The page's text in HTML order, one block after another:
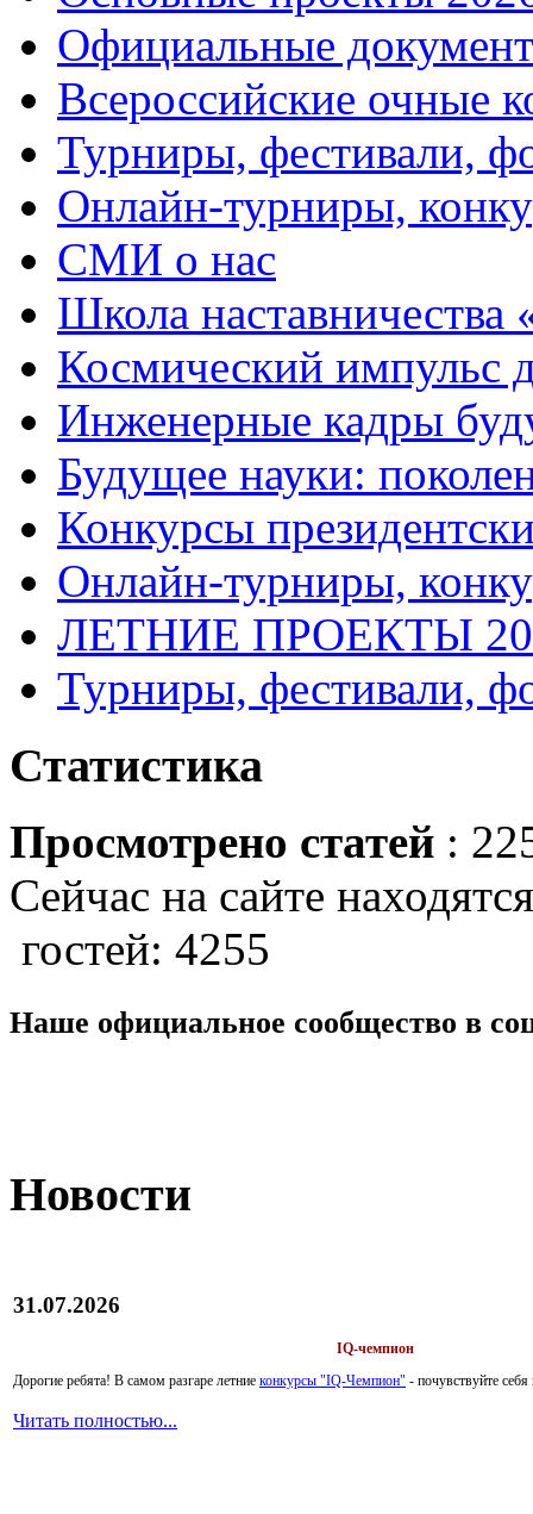
Официальные
Всероссийские очные
Турниры, фестивали,
Онлайн-турниры,
СМИ о нас
Школа
Космический импульс
Инженерные кадры
Будущее науки:
Конкурсы
Онлайн-турниры,
ЛЕТНИЕ ПРОЕКТЫ
Турниры, фестивали,
Статистика
Просмотрено статей :
Сейчас на сайте
гостей: 4255
Наше официальное сообщество в
Новости
31.07.2026
IQ-чемпион
Дорогие ребята! В самом разгаре летние конкурсы "IQ-Чемпион" - почувствуйте
Читать полностью...